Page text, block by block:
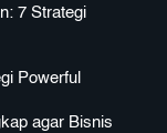
7 Strategi
Powerful
agar Bisnis